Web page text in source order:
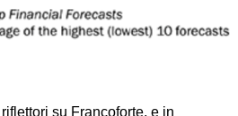
su Francoforte, e in